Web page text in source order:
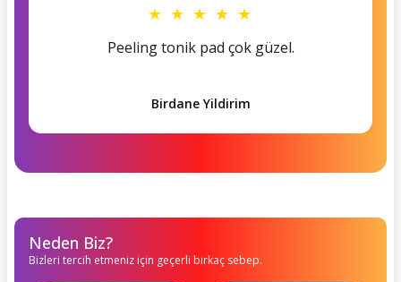
★ ★ ★ ★ ★
Peeling tonik pad çok güzel.
Birdane Yildirim
Neden Biz?
Bizleri tercih etmeniz için geçerli birkaç sebep.